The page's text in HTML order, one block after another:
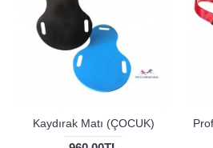
Kaydırak Matı (ÇOCUK)